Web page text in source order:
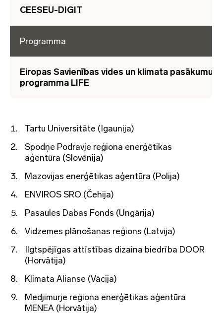
CEESEU-DIGIT
Programma
Eiropas Savienības vides un klimata pasākumu
programma LIFE
Tartu Universitāte (Igaunija)
Spodņe Podravje reģiona enerģētikas
aģentūra (Slovēnija)
Mazovijas enerģētikas aģentūra (Polija)
ENVIROS SRO (Čehija)
Pasaules Dabas Fonds (Ungārija)
Vidzemes plānošanas reģions (Latvija)
Ilgtspējīgas attīstības dizaina biedrība DOOR
(Horvātija)
Klimata Alianse (Vācija)
Medjimurje reģiona enerģētikas aģentūra
MENEA (Horvātija)